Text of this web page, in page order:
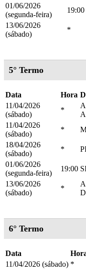
01/06/2026
(segunda-feira)
19:00
13/06/2026
(sábado)
*
5° Termo
Data Hora
11/04/2026
(sábado)
*
11/04/2026
(sábado)
*
18/04/2026
(sábado)
*
01/06/2026
(segunda-feira)
19:00
13/06/2026
(sábado)
*
6° Termo
Data
11/04/2026 (sábado) *